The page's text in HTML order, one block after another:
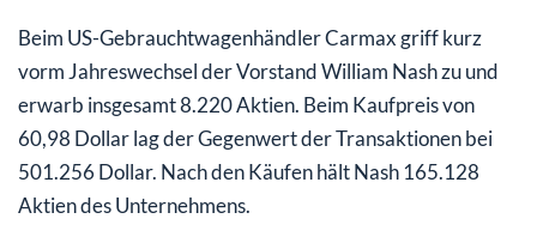
Beim US-Gebrauchtwagenhändler Carmax griff kurz
vorm Jahreswechsel der Vorstand William Nash zu und
erwarb insgesamt 8.220 Aktien. Beim Kaufpreis von
60,98 Dollar lag der Gegenwert der Transaktionen bei
501.256 Dollar. Nach den Käufen hält Nash 165.128
Aktien des Unternehmens.